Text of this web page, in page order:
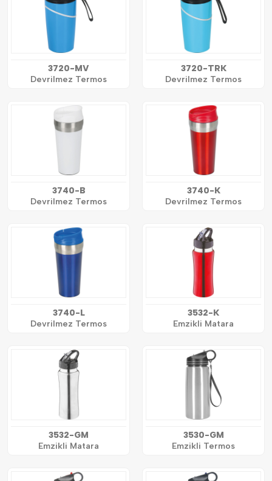
3720-MV
Devrilmez Termos
3720-TRK
Devrilmez Termos
3740-B
Devrilmez Termos
3740-K
Devrilmez Termos
3740-L
Devrilmez Termos
3532-K
Emzikli Matara
3532-GM
Emzikli Matara
3530-GM
Emzikli Termos